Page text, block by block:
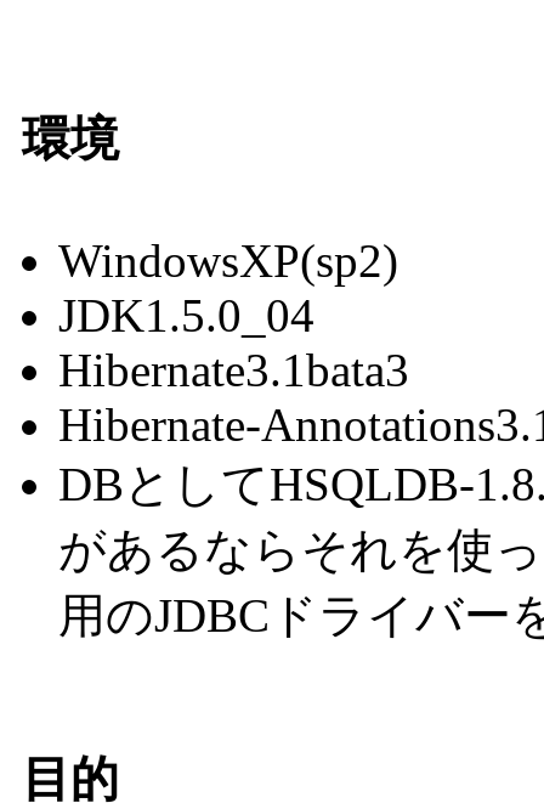
環境
WindowsXP(sp2)
JDK1.5.0_04
Hibernate3.1bata3
Hibernate-
DBとしてHSQLDB-
があるならそれを使
用のJDBCドライバー
目的